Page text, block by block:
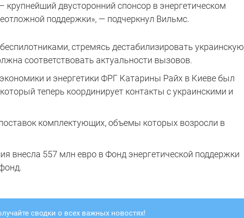
двусторонний спонсор в энергетическом
поддержки», — подчеркнул Вильмс.
стремясь дестабилизировать украинскую
соответствовать актуальности вызовов.
и энергетики ФРГ Катарины Райх в Киеве был
теперь координирует контакты с украинскими и
комплектующих, объемы которых возросли в
внесла 557 млн евро в Фонд энергетической поддержки
сводки о всех важных новостях!